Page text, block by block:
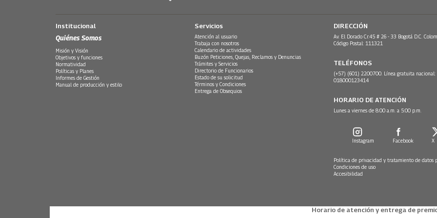
Institucional
Quiénes Somos
Misión y Visión
Objetivos y funciones
Normatividad
Políticas y Planes
Informes de Gestión
Manual de producción y estilo
Servicios
Atención al usuario
Trabaja con nosotros
Calendario de actividades
Buzón Peticiones, Quejas, Reclamos y Denuncias
Trámites y Servicios
Directorio de Funcionarios
Estado de su solicitud
Términos y Condiciones
Entrega de Obsequios
DIRECCIÓN
Av. El Dorado Cr.45 # 26 - 33 Bogotá D.C.
Código Postal: 111321
TELÉFONOS
(+57) (601) 2200700. Línea gratuita nacional:
018000123414
HORARIO DE ATENCIÓN
Lunes a viernes de 8:00 a.m. a 5:00 p.m.
Instagram Facebook X
Política de privacidad y tratamiento de datos
Condiciones de uso
Accesibilidad
Horario de atención y entrega de